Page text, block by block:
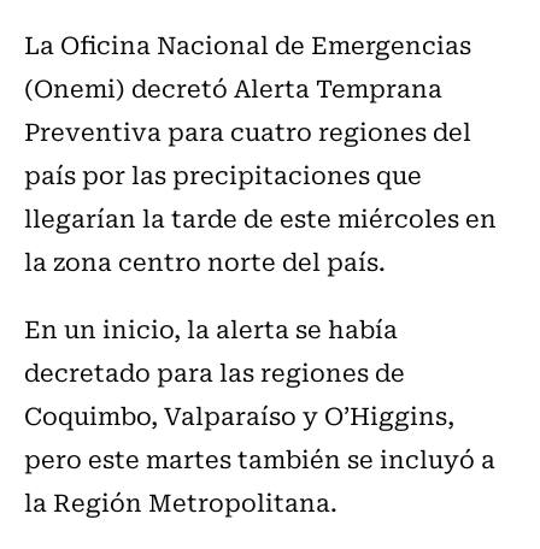
La Oficina Nacional de Emergencias
(Onemi) decretó Alerta Temprana
Preventiva para cuatro regiones del
país por las precipitaciones que
llegarían la tarde de este miércoles en
la zona centro norte del país.
En un inicio, la alerta se había
decretado para las regiones de
Coquimbo, Valparaíso y O’Higgins,
pero este martes también se incluyó a
la Región Metropolitana.